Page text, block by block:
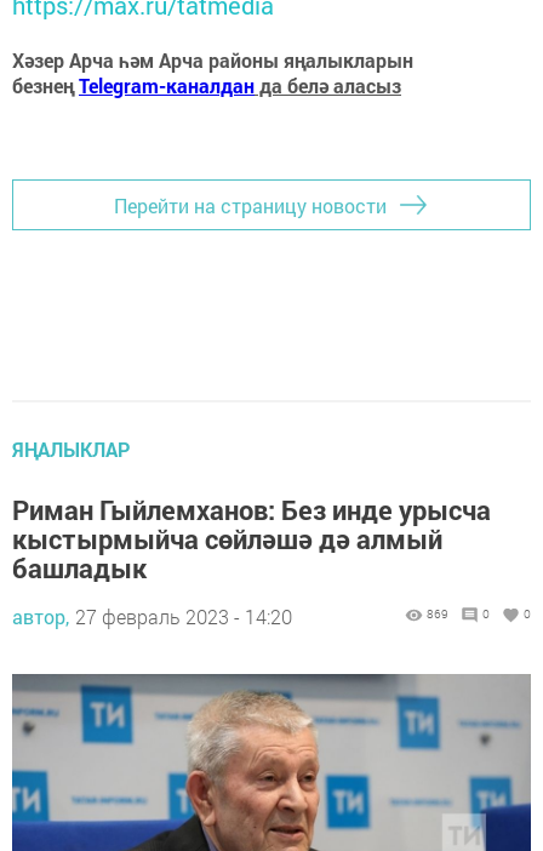
Хәзер Арча һәм Арча районы яңалыкларын
безнеңTelegram-каналданда белә аласыз
Перейти на страницу новости
ЯҢАЛЫКЛАР
Риман Гыйлемханов: Без инде урысча
кыстырмыйча сөйләшә дә алмый
башладык
автор, 27 февраль 2023 - 14:20 869 0 0